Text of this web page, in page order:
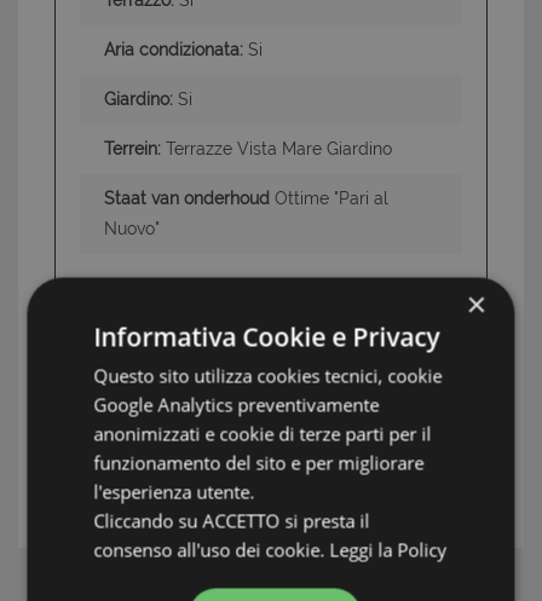
Aria condizionata: Si
Giardino: Si
Terrein: Terrazze Vista Mare Giardino
Staat van onderhoud Ottime "Pari al
Nuovo"
INFORMATIE: NORD SARDEGNA
TAG: Huizen en villa's, Costa Paradiso Portobello
Isola Rossa, Nord Sardegna
UW MAKELAAR
×
Informativa Cookie e Privacy
Questo sito utilizza cookies tecnici, cookie
Google Analytics preventivamente
anonimizzati e cookie di terze parti per il
funzionamento del sito e per migliorare
l'esperienza utente.
Cliccando su ACCETTO si presta il
consenso all'uso dei cookie. Leggi la Policy